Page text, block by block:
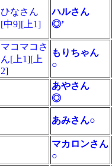
ひなさん
[中9][上1]
ハルさん
◎’
マコマコさ
ん[上1][上
2]
もりちゃん
○
あやさん
◎
あみさん○
マカロンさん
○